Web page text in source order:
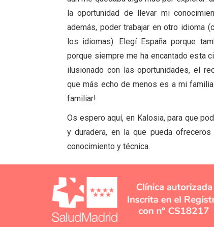
la oportunidad de llevar mi
además, poder trabajar en otro idioma
los idiomas). Elegí España porque
porque siempre me ha encantado esta
ilusionado con las oportunidades, el
que más echo de menos es a mi
familiar!
Os espero aquí, en Kalosia, para que
y duradera, en la que pueda
conocimiento y técnica.